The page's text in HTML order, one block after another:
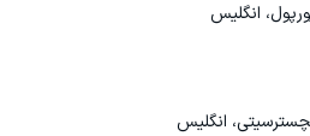
انگلیس
انگلیس